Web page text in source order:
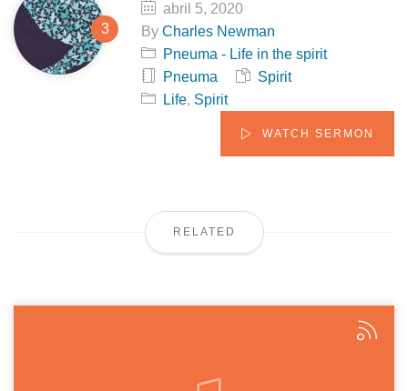
abril 5, 2020
By Charles Newman
Pneuma - Life in the spirit
Pneuma
Spirit
Life, Spirit
WATCH SERMON
RELATED